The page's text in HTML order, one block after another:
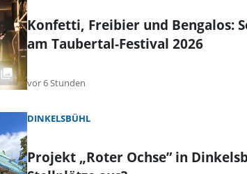
Konfetti, Freibier und Bengalos:
am Taubertal-Festival 2026
vor 6 Stunden
DINKELSBÜHL
Projekt „Roter Ochse” in